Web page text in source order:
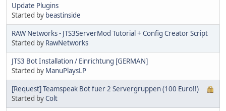
Update Plugins
Started by beastinside
RAW Networks - JTS3ServerMod Tutorial + Config Creator Script
Started by RawNetworks
JTS3 Bot Installation / Einrichtung [GERMAN]
Started by ManuPlaysLP
[Request] Teamspeak Bot fuer 2 Servergruppen (100 Euro!!)
Started byColt